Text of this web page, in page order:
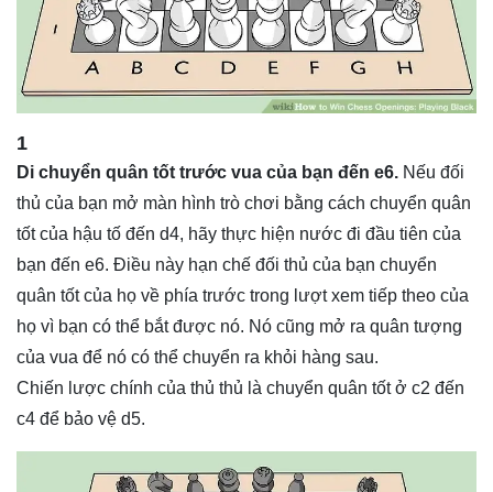
1
Di chuyển quân tốt trước vua của bạn đến e6. Nếu đối
thủ của bạn mở màn hình trò chơi bằng cách chuyển quân
tốt của hậu tố đến d4, hãy thực hiện nước đi đầu tiên của
bạn đến e6. Điều này hạn chế đối thủ của bạn chuyển
quân tốt của họ về phía trước trong lượt xem tiếp theo của
họ vì bạn có thể bắt được nó. Nó cũng mở ra quân tượng
của vua để nó có thể chuyển ra khỏi hàng sau.
Chiến lược chính của thủ thủ là chuyển quân tốt ở c2 đến
c4 để bảo vệ d5.